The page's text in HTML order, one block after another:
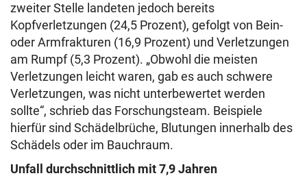
zweiter Stelle landeten jedoch bereits
Kopfverletzungen (24,5 Prozent), gefolgt von Bein-
oder Armfrakturen (16,9 Prozent) und Verletzungen
am Rumpf (5,3 Prozent). „Obwohl die meisten
Verletzungen leicht waren, gab es auch schwere
Verletzungen, was nicht unterbewertet werden
sollte“, schrieb das Forschungsteam. Beispiele
hierfür sind Schädelbrüche, Blutungen innerhalb des
Schädels oder im Bauchraum.
Unfall durchschnittlich mit 7,9 Jahren